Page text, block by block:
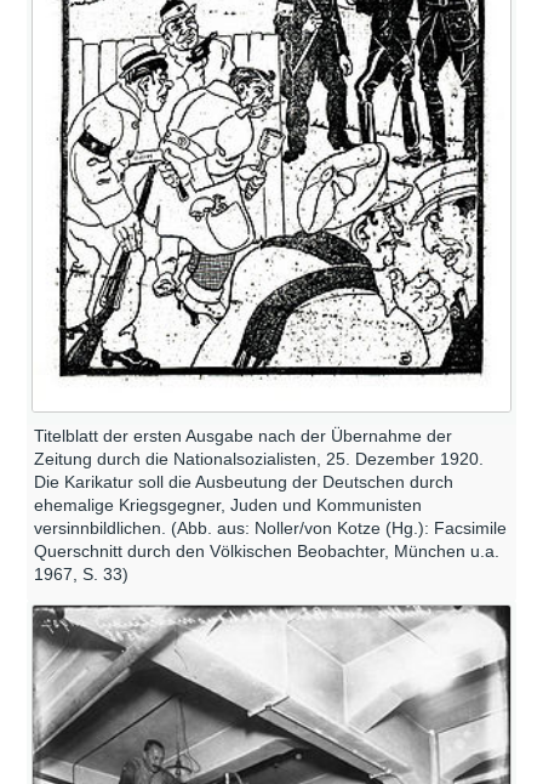
Titelblatt der ersten Ausgabe nach der Übernahme der
Zeitung durch die Nationalsozialisten, 25. Dezember 1920.
Die Karikatur soll die Ausbeutung der Deutschen durch
ehemalige Kriegsgegner, Juden und Kommunisten
versinnbildlichen. (Abb. aus: Noller/von Kotze (Hg.): Facsimile
Querschnitt durch den Völkischen Beobachter, München u.a.
1967, S. 33)